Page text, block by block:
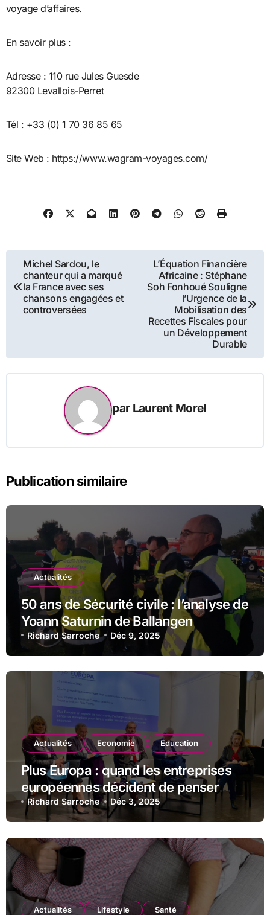
voyage d’affaires.
En savoir plus :
Adresse : 110 rue Jules Guesde
92300 Levallois-Perret
Tél : +33 (0) 1 70 36 85 65
Site Web : https://www.wagram-voyages.com/
Navigation
de
l’article
Michel Sardou, le
chanteur qui a marqué
la France avec ses
chansons engagées et
controversées
L’Équation Financière
Africaine : Stéphane
Soh Fonhoué Souligne
l’Urgence de la
Mobilisation des
Recettes Fiscales pour
un Développement
Durable
par Laurent Morel
Publication similaire
Actualités
50 ans de Sécurité civile : l’analyse de
Yoann Saturnin de Ballangen
Richard Sarroche Déc 9, 2025
Actualités Economie Education
Plus Europa : quand les entreprises
européennes décident de penser
ensemble
Richard Sarroche Déc 3, 2025
Actualités Lifestyle Santé